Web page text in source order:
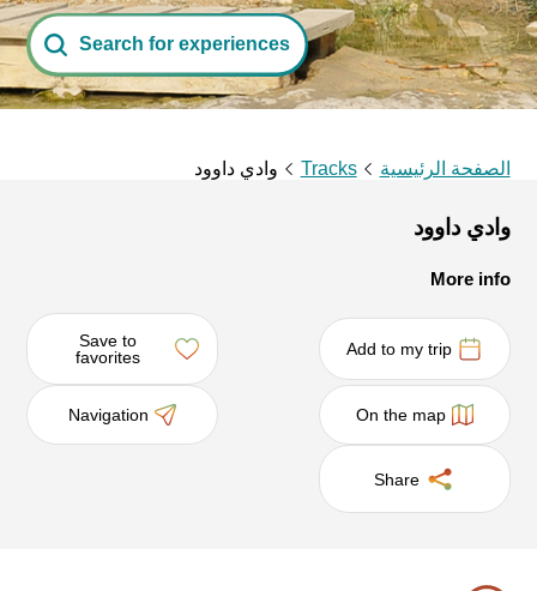
Search for experiences
الصفحة الرئيسية Tracks وادي داوود
وادي داوود
More info
Add to my trip
Save to
favorites
On the map
Navigation
Share